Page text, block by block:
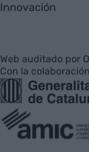
Innovación
Web auditado por
Con la